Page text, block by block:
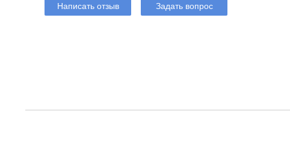
Написать отзыв Задать вопрос